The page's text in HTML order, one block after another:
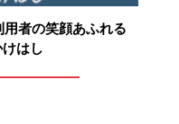
者の笑顔あふれる
はし